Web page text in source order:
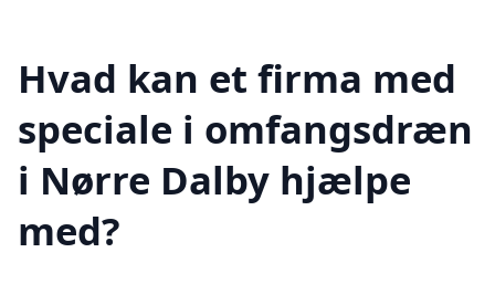
Hvad kan et firma med
speciale i omfangsdræn
i Nørre Dalby hjælpe
med?